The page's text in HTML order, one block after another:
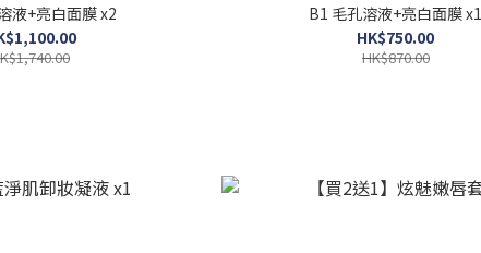
液+亮白面膜 x2
B1 毛孔溶液+亮白面膜 x1
HK$750.00
HK$870.00